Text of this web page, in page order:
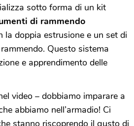
sotto forma di un kit
di rammendo
la doppia estrusione e un set di
Questo sistema
e apprendimento delle
video – dobbiamo imparare a
abbiamo nell’armadio! Ci
stanno riscoprendo il gusto di